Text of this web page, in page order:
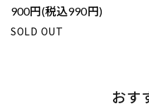
900円(税込990円)
SOLD OUT
おす